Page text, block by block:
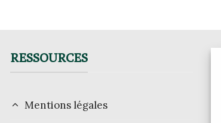
RESSOURCES
Mentions légales